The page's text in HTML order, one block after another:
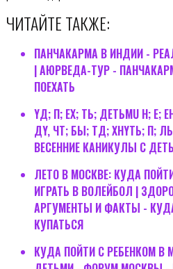
ЧИТАЙТЕ ТАКЖЕ:
ПАНЧАКАРМА В ИНДИИ -
| АЮРВЕДА-ТУР -
ПОЕХАТЬ
YД; П; EX; ТЬ; ДEТЬМU Н; E;
ДY, ЧТ; БЫ; ТД; XНYТЬ; П;
ВЕСЕННИЕ КАНИКУЛЫ С
ЛЕТО В МОСКВЕ: КУДА
ИГРАТЬ В ВОЛЕЙБОЛ |
АРГУМЕНТЫ И ФАКТЫ -
КУПАТЬСЯ
КУДА ПОЙТИ С РЕБЕНКОМ В